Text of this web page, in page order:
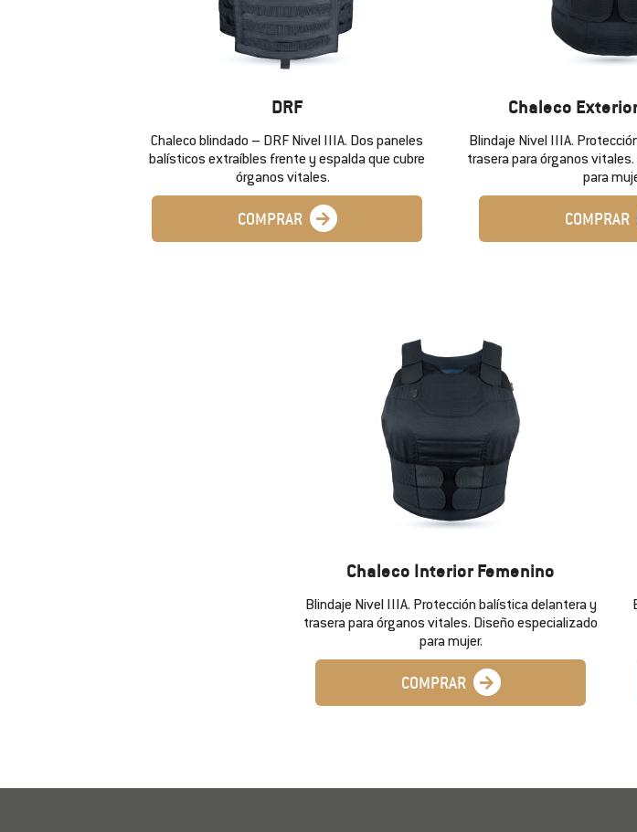
DRF
Chaleco blindado – DRF Nivel IIIA. Dos paneles
balísticos extraíbles frente y espalda que cubre
órganos vitales.
COMPRAR
Chaleco
Blindaje Nivel IIIA.
trasera para órganos
para
COMPRAR
Chaleco Interior Femenino
Blindaje Nivel IIIA. Protección balística delantera y
trasera para órganos vitales. Diseño especializado
para mujer.
COMPRAR